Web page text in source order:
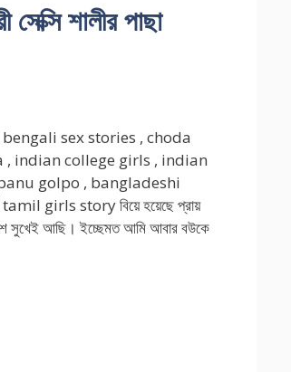
শালীর পাছা
sex stories , choda
indian college girls , indian
golpo , bangladeshi
girls story বিয়ে হয়েছে প্রায়
সুখেই আছি। ইচ্ছেমত আমি আবার বউকে